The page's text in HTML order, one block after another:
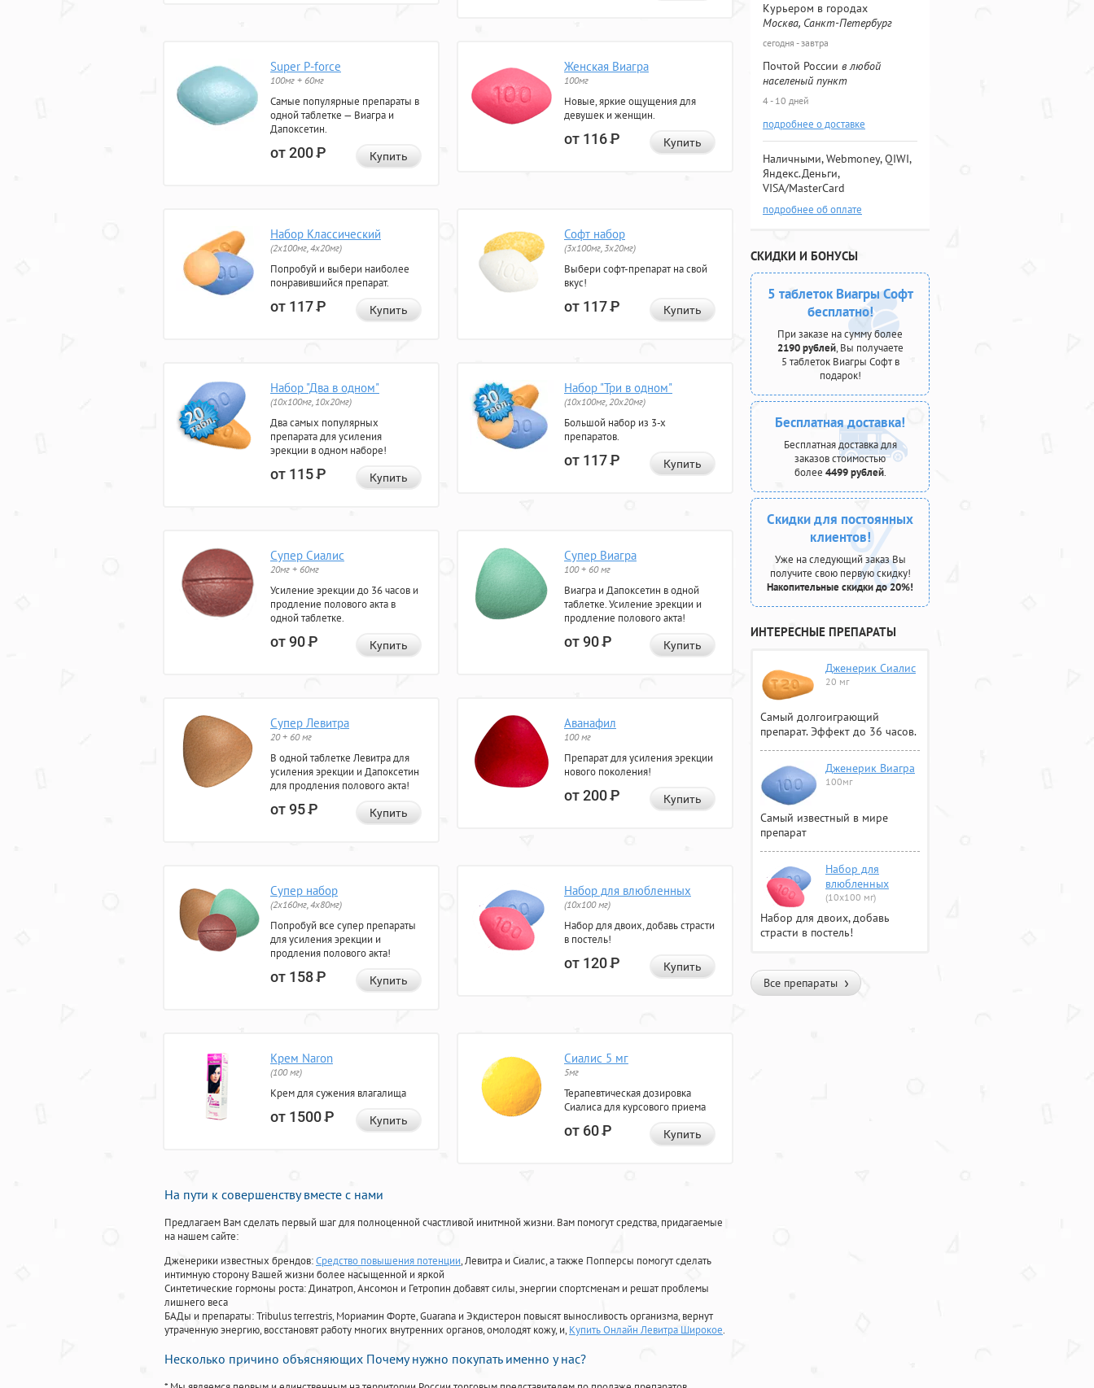
Super P-force
100мг + 60мг
Самые популярные препараты в
одной таблетке — Виагра и
Дапоксетин.
от 200Р Купить
Женская Виагра
100мг
Новые, яркие ощущения для
девушек и женщин.
от 116Р Купить
Набор Классический
(2x100мг, 4x20мг)
Попробуй и выбери наиболее
понравившийся препарат.
от 117Р Купить
Софт набор
(3x100мг, 3x20мг)
Выбери софт-препарат на свой
вкус!
от 117Р Купить
Набор "Два в одном"
(10x100мг, 10x20мг)
Два самых популярных
препарата для усиления
эрекции в одном наборе!
от 115Р Купить
Набор "Три в одном"
(10x100мг, 20x20мг)
Большой набор из 3-х
препаратов.
от 117Р Купить
Супер Сиалис
20мг + 60мг
Усиление эрекции до 36 часов и
продление полового акта в
одной таблетке.
от 90Р Купить
Супер Виагра
100 + 60 мг
Виагра и Дапоксетин в одной
таблетке. Усиление эрекции и
продление полового акта!
от 90Р Купить
Супер Левитра
20 + 60 мг
В одной таблетке Левитра для
усиления эрекции и Дапоксетин
для продления полового акта!
от 95Р Купить
Аванафил
100 мг
Препарат для усиления эрекции
нового поколения!
от 200Р Купить
Супер набор
(2х160мг, 4х80мг)
Попробуй все супер препараты
для усиления эрекции и
продления полового акта!
от 158Р Купить
Набор для влюбленных
(10х100 мг)
Набор для двоих, добавь страсти
в постель!
от 120Р Купить
Крем Naron
(100 мг)
Крем для сужения влагалища
от 1500Р Купить
Сиалис 5 мг
5мг
Терапевтическая дозировка
Сиалиса для курсового приема
от 60Р Купить
На пути к совершенству вместе с нами
Предлагаем Вам сделать первый шаг для полноценной счастливой инитмной жизни. Вам помогут средства, придагаемые
на нашем сайте:
Дженерики известных брендов:Средство повышения потенции, Левитра и Сиалис, а также Попперсы помогут сделать
интимную сторону Вашей жизни более насыщенной и яркой
Синтетические гормоны роста: Динатроп, Ансомон и Гетропин добавят силы, энергии спортсменам и решат проблемы
лишнего веса
БАДы и препараты:Tribulus terrestris, Мориамин Форте, Guarana и Экдистерон повысят выносливость организма, вернут
утраченную энергию, восстановят работу многих внутренних органов, омолодят кожу, и, Купить Онлайн Левитра Широкое.
Несколько причино объясняющих Почему нужно покупать именно у нас?
Курьером в городах
Москва, Санкт-Петербург
сегодня - завтра
Почтой России в любой
населеный пункт
4 - 10 дней
подробнее о доставке
Наличными, Webmoney, QIWI,
Яндекс.Деньги,
VISA/MasterCard
подробнее об оплате
СКИДКИ И БОНУСЫ
5 таблеток Виагры Софт
бесплатно!
При заказе на сумму более
2190 рублей, Вы получаете
5 таблеток Виагры Софт в
подарок!
Бесплатная доставка!
Бесплатная доставка для
заказов стоимостью
более 4499 рублей.
Скидки для постоянных
клиентов!
Уже на следующий заказ Вы
получите свою первую скидку!
Накопительные скидки до 20%!
ИНТЕРЕСНЫЕ ПРЕПАРАТЫ
Дженерик Сиалис
20 мг
Самый долгоиграющий
препарат. Эффект до 36 часов.
Дженерик Виагра
100мг
Самый известный в мире
препарат
Набор для
влюбленных
(10х100 мг)
Набор для двоих, добавь
страсти в постель!
Все препараты